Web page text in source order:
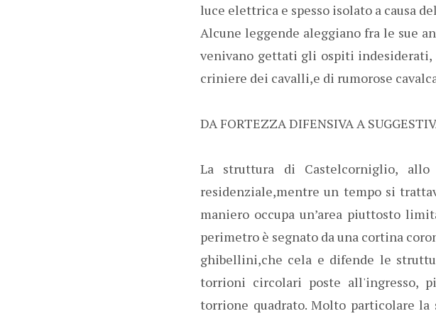
luce elettrica e spesso isolato a causa
Alcune leggende aleggiano fra le sue
venivano gettati gli ospiti
criniere dei cavalli,e di rumorose
DA FORTEZZA DIFENSIVA A
La struttura di Castelcorniglio,
residenziale,mentre un tempo si
maniero occupa un’area piuttosto
perimetro è segnato da una cortina
ghibellini,che cela e difende le
torrioni circolari poste all'ingresso,
torrione quadrato. Molto particolare